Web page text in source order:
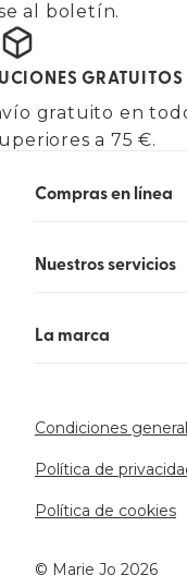
al boletín.
GRATUITOS
gratuito en
a 75 €.
Compras en línea
Nuestros servicios
La marca
Condiciones
Política de
Política de cookies
©️ Marie Jo 2026